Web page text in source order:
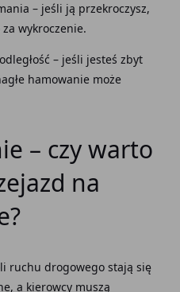
– jeśli ją przekroczysz,
wykroczenie.
– jeśli jesteś zbyt
hamowanie może
– czy warto
na
ruchu drogowego stają się
a kierowcy muszą